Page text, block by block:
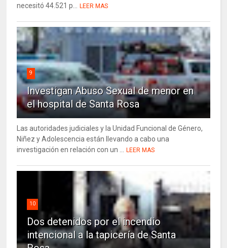
necesitó 44.521 p... LEER MAS
9
Investigan Abuso Sexual de menor en
el hospital de Santa Rosa
Las autoridades judiciales y la Unidad Funcional de Género,
Niñez y Adolescencia están llevando a cabo una
investigación en relación con un ... LEER MAS
10
Dos detenidos por el incendio
intencional a la tapicería de Santa